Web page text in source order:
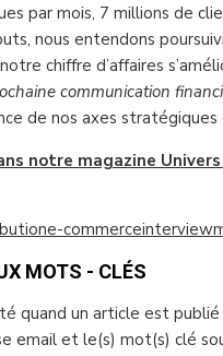
par mois, 7 millions de
nous entendons
chiffre d’affaires
communication
de nos axes
notre magazine
e-commerceinterview
MOTS - CLÉS
quand un article est
email et le(s) mot(s) clé